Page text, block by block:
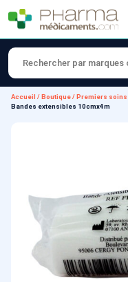
Accueil / Boutique/ Premiers soins
Bandes extensibles 10cmx4m